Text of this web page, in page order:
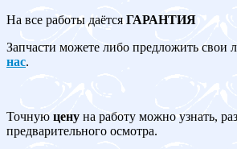
На все работы даётсяГАРАНТИЯ
Запчасти можете либо предложить свои
нас.
Точную цену на работу можно узнать,
предварительного осмотра.